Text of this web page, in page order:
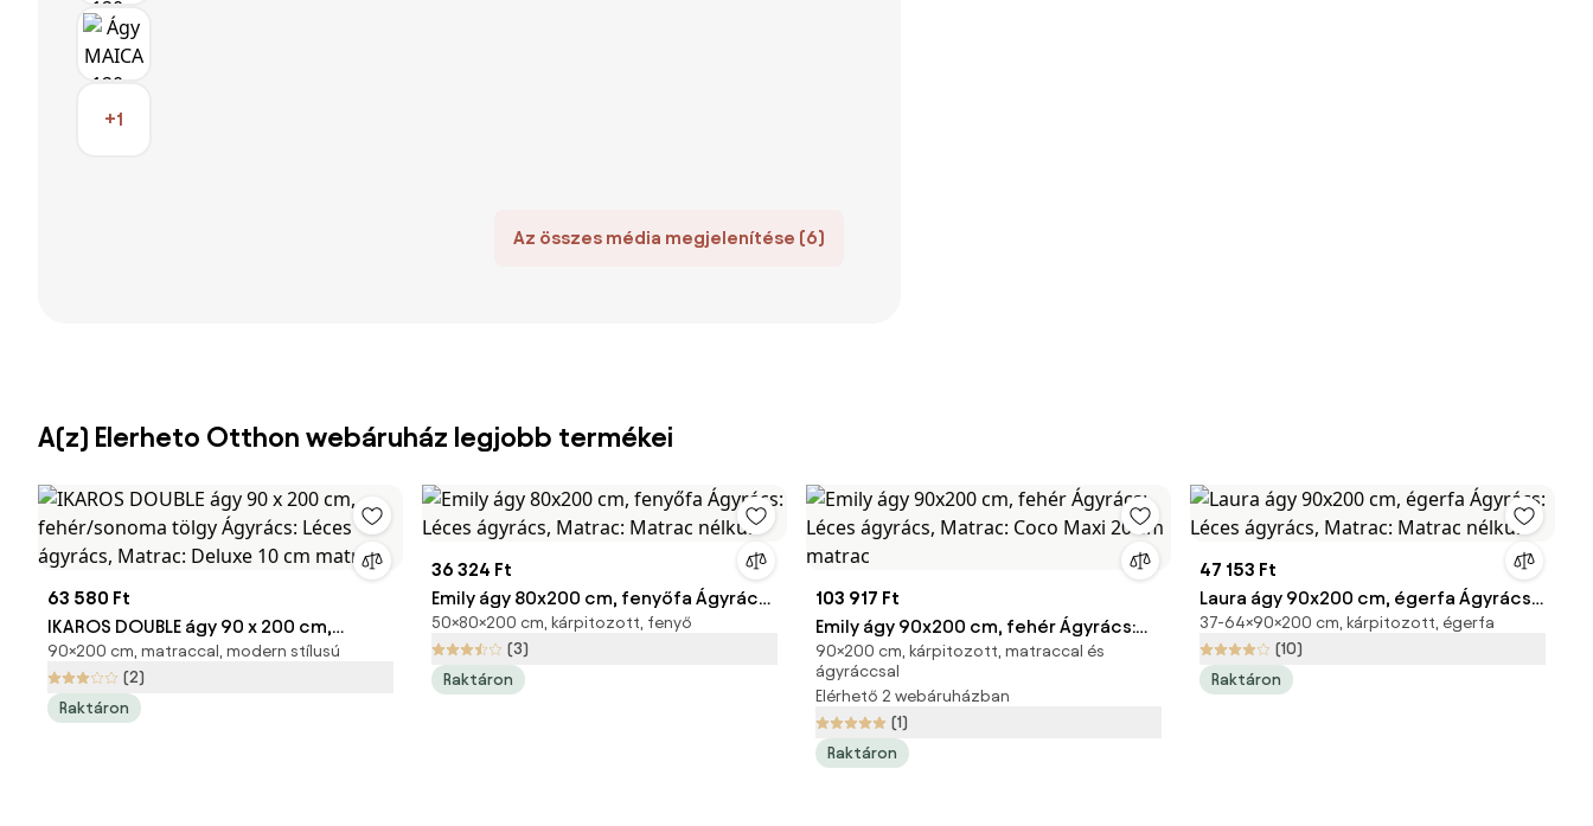
+1
Az összes média megjelenítése (6)
A(z) Elerheto Otthon webáruház legjobb termékei
63 580 Ft
IKAROS DOUBLE ágy 90 x 200 cm,
fehér/sonoma tölgy Ágyrács: Léces
ágyrács, Matrac: Deluxe 10 cm matrac
90×200 cm, matraccal, modern stílusú
(2)
Raktáron
36 324 Ft
Emily ágy 80x200 cm, fenyőfa Ágyrács:
Léces ágyrács, Matrac: Matrac nélkül
50×80×200 cm, kárpitozott, fenyő
(3)
Raktáron
103 917 Ft
Emily ágy 90x200 cm, fehér Ágyrács:
Léces ágyrács, Matrac: Coco Maxi 20
cm matrac
90×200 cm, kárpitozott, matraccal és
ágyráccsal
Elérhető 2 webáruházban
(1)
Raktáron
47 153 Ft
Laura ágy 90x200 cm, égerfa Ágyrács:
Léces ágyrács, Matrac: Matrac nélkül
37-64×90×200 cm, kárpitozott, égerfa
(10)
Raktáron